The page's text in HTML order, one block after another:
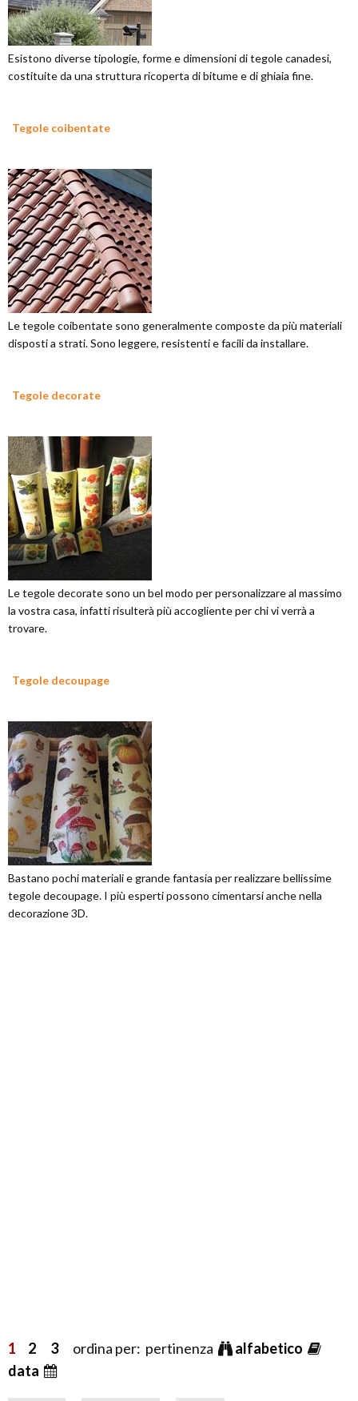
Esistono diverse tipologie, forme e dimensioni di tegole canadesi,
costituite da una struttura ricoperta di bitume e di ghiaia fine.
Tegole coibentate
Le tegole coibentate sono generalmente composte da più materiali
disposti a strati. Sono leggere, resistenti e facili da installare.
Tegole decorate
Le tegole decorate sono un bel modo per personalizzare al massimo
la vostra casa, infatti risulterà più accogliente per chi vi verrà a
trovare.
Tegole decoupage
Bastano pochi materiali e grande fantasia per realizzare bellissime
tegole decoupage. I più esperti possono cimentarsi anche nella
decorazione 3D.
1 2 3ordina per: pertinenza
alfabetico
data